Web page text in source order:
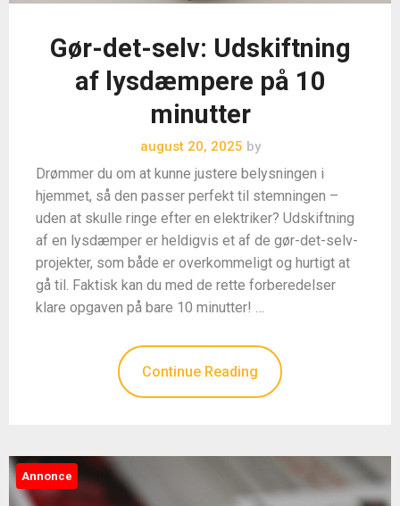
Gør-det-selv: Udskiftning
af lysdæmpere på 10
minutter
august 20, 2025 by
Drømmer du om at kunne justere belysningen i
hjemmet, så den passer perfekt til stemningen –
uden at skulle ringe efter en elektriker? Udskiftning
af en lysdæmper er heldigvis et af de gør-det-selv-
projekter, som både er overkommeligt og hurtigt at
gå til. Faktisk kan du med de rette forberedelser
klare opgaven på bare 10 minutter! …
Continue Reading
Annonce